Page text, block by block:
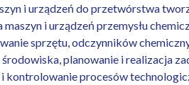
i urządzeń do przetwórstwa
i urządzeń przemysłu
sprzętu, odczynników
planowanie i realizacja
kontrolowanie procesów